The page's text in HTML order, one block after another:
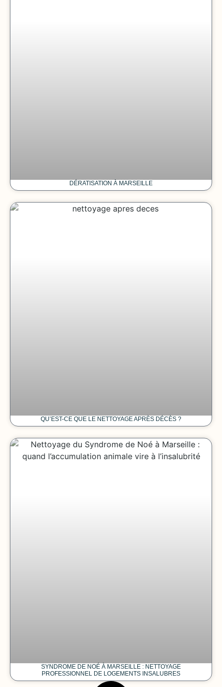
DÉRATISATION À MARSEILLE
QU’EST-CE QUE LE NETTOYAGE APRÈS DÉCÈS ?
SYNDROME DE NOÉ À MARSEILLE : NETTOYAGE
PROFESSIONNEL DE LOGEMENTS INSALUBRES